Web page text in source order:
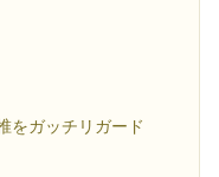
をガッチリガード